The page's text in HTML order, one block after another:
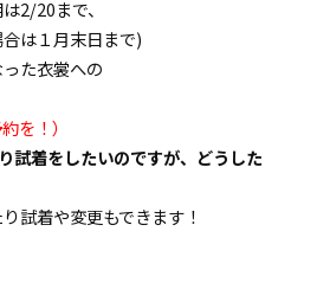
2/20まで、
は１月末日まで)
た衣裳への
を！）
試着をしたいのですが、どうした
試着や変更もできます！